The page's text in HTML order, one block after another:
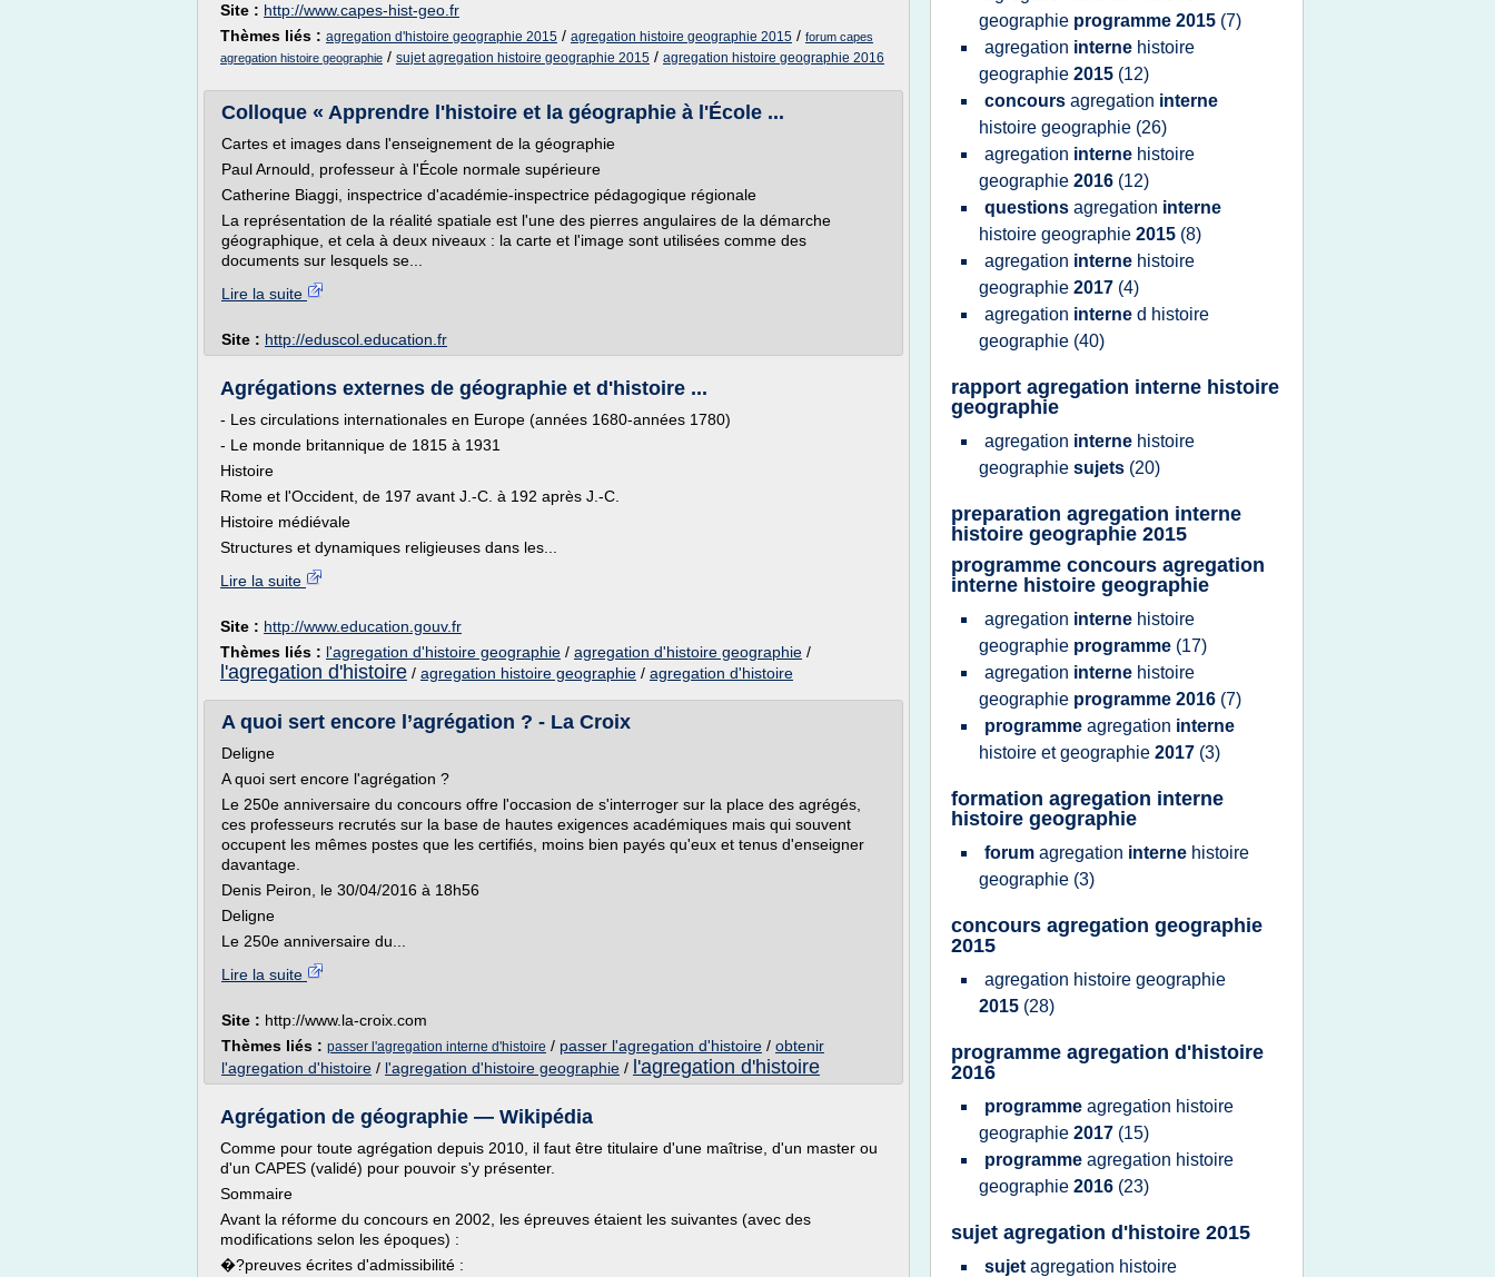
Site : http://www.capes-hist-geo.fr
Thèmes liés : agregation d'histoire geographie 2015 / agregation histoire geographie 2015 / forum capes
agregation histoire geographie / sujet agregation histoire geographie 2015 / agregation histoire geographie 2016
Colloque « Apprendre l'histoire et la géographie à l'École ...
Cartes et images dans l'enseignement de la géographie
Paul Arnould, professeur à l'École normale supérieure
Catherine Biaggi, inspectrice d'académie-inspectrice pédagogique régionale
La représentation de la réalité spatiale est l'une des pierres angulaires de la démarche
géographique, et cela à deux niveaux : la carte et l'image sont utilisées comme des
documents sur lesquels se...
Lire la suite
Site : http://eduscol.education.fr
Agrégations externes de géographie et d'histoire ...
- Les circulations internationales en Europe (années 1680-années 1780)
- Le monde britannique de 1815 à 1931
Histoire
Rome et l'Occident, de 197 avant J.-C. à 192 après J.-C.
Histoire médiévale
Structures et dynamiques religieuses dans les...
Lire la suite
Site : http://www.education.gouv.fr
Thèmes liés : l'agregation d'histoire geographie / agregation d'histoire geographie /
l'agregation d'histoire / agregation histoire geographie / agregation d'histoire
A quoi sert encore l’agrégation ? - La Croix
Deligne
A quoi sert encore l'agrégation ?
Le 250e anniversaire du concours offre l'occasion de s'interroger sur la place des agrégés,
ces professeurs recrutés sur la base de hautes exigences académiques mais qui souvent
occupent les mêmes postes que les certifiés, moins bien payés qu'eux et tenus d'enseigner
davantage.
Denis Peiron, le 30/04/2016 à 18h56
Deligne
Le 250e anniversaire du...
Lire la suite
Site : http://www.la-croix.com
Thèmes liés : passer l'agregation interne d'histoire / passer l'agregation d'histoire / obtenir
l'agregation d'histoire / l'agregation d'histoire geographie / l'agregation d'histoire
Agrégation de géographie — Wikipédia
Comme pour toute agrégation depuis 2010, il faut être titulaire d'une maîtrise, d'un master ou
d'un CAPES (validé) pour pouvoir s'y présenter.
Sommaire
Avant la réforme du concours en 2002, les épreuves étaient les suivantes (avec des
modifications selon les époques) :
�?preuves écrites d'admissibilité :
geographie programme 2015 (7)
agregation interne histoire
geographie 2015 (12)
concours agregation interne
histoire geographie (26)
agregation interne histoire
geographie 2016 (12)
questions agregation interne
histoire geographie 2015 (8)
agregation interne histoire
geographie 2017 (4)
agregation interne d histoire
geographie (40)
rapport agregation interne histoire
geographie
agregation interne histoire
geographie sujets (20)
preparation agregation interne
histoire geographie 2015
programme concours agregation
interne histoire geographie
agregation interne histoire
geographie programme (17)
agregation interne histoire
geographie programme 2016 (7)
programme agregation interne
histoire etgeographie 2017 (3)
formation agregation interne
histoire geographie
forum agregation interne histoire
geographie (3)
concours agregation geographie
2015
agregation histoire geographie
2015 (28)
programme agregation d'histoire
2016
programme agregation histoire
geographie 2017 (15)
programme agregation histoire
geographie 2016 (23)
sujet agregation d'histoire 2015
sujet agregation histoire